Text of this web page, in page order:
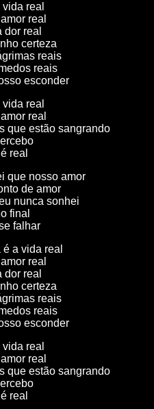
real
real
dor real
certeza
reais
reais
esconder
real
real
que estão sangrando
real
que nosso amor
de amor
nunca sonhei
final
falhar
a vida real
real
dor real
certeza
reais
reais
esconder
real
real
que estão sangrando
real